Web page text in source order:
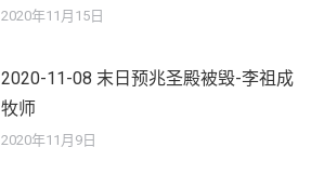
2020年11月15日
2020-11-08 末日预兆圣殿被毁-李祖成
牧师
2020年11月9日